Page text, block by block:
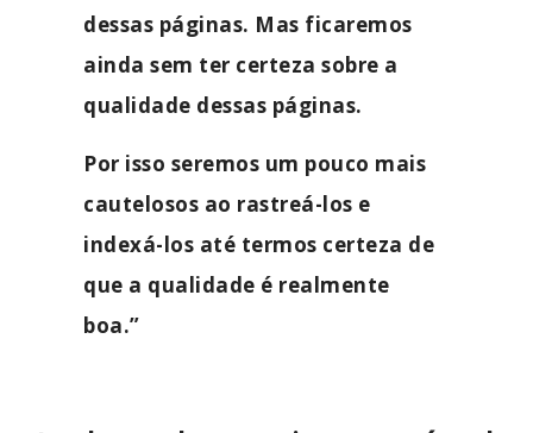
dessas páginas. Mas ficaremos
ainda sem ter certeza sobre a
qualidade dessas páginas.
Por isso seremos um pouco mais
cautelosos ao rastreá-los e
indexá-los até termos certeza de
que a qualidade é realmente
boa.”